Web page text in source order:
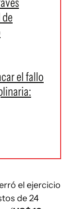
el fallo
el ejercicio
de 24